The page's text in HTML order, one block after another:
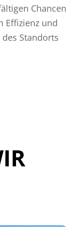
Chancen
Effizienz und
Standorts